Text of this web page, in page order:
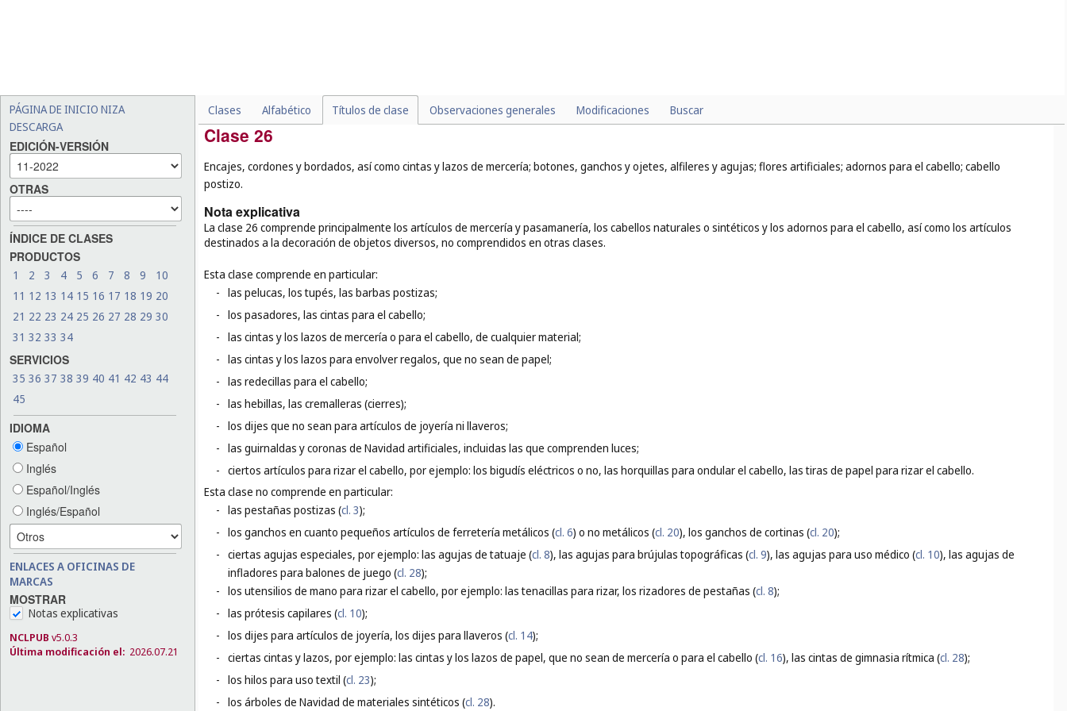
PÁGINA DE INICIO NIZA
DESCARGA
EDICIÓN-VERSIÓN
OTRAS
ÍNDICE DE CLASES
PRODUCTOS
1 2 3 4 5 6 7 8 9
10
11 12 13 14 15 16 17 18 19 20
21 22 23 24 25 26 27 28 29 30
31 32 33 34
SERVICIOS
35 36 37 38 39 40 41 42 43 44
45
IDIOMA
Español
Inglés
Español/Inglés
Inglés/Español
ENLACES A OFICINAS DE
MARCAS
MOSTRAR
Notas explicativas
NCLPUB v5.0.3
Última modificación el: 2026.07.21
Clases Alfabético Títulos de clase Observaciones generales Modificaciones Buscar
los sombreros de papel para fiestas (cl. 28
Clase 26
Encajes, cordones y bordados, así como cintas y lazos de mercería; botones, ganchos y ojetes, alfileres y agujas; flores artificiales; adornos para el cabello; cabello
postizo.
Nota explicativa
La clase 26 comprende principalmente los artículos de mercería y pasamanería, los cabellos naturales o sintéticos y los adornos para el cabello, así como los artículos
destinados a la decoración de objetos diversos, no comprendidos en otras clases.
Esta clase comprende en particular:
- las pelucas, los tupés, las barbas postizas;
- los pasadores, las cintas para el cabello;
- las cintas y los lazos de mercería o para el cabello, de cualquier material;
- las cintas y los lazos para envolver regalos, que no sean de papel;
- las redecillas para el cabello;
- las hebillas, las cremalleras (cierres);
- los dijes que no sean para artículos de joyería ni llaveros;
- las guirnaldas y coronas de Navidad artificiales, incluidas las que comprenden luces;
- ciertos artículos para rizar el cabello, por ejemplo: los bigudís eléctricos o no, las horquillas para ondular el cabello, las tiras de papel para rizar el cabello.
Esta clase no comprende en particular:
- las pestañas postizas (cl. 3);
- los ganchos en cuanto pequeños artículos de ferretería metálicos (cl. 6) o no metálicos (cl. 20), los ganchos de cortinas (cl. 20);
- ciertas agujas especiales, por ejemplo: las agujas de tatuaje (cl. 8), las agujas para brújulas topográficas (cl. 9), las agujas para uso médico (cl. 10), las agujas de
infladores para balones de juego (cl. 28);
- los utensilios de mano para rizar el cabello, por ejemplo: las tenacillas para rizar, los rizadores de pestañas (cl. 8);
- las prótesis capilares (cl. 10);
- los dijes para artículos de joyería, los dijes para llaveros (cl. 14);
- ciertas cintas y lazos, por ejemplo: las cintas y los lazos de papel, que no sean de mercería o para el cabello (cl. 16), las cintas de gimnasia rítmica (cl. 28);
- los hilos para uso textil (cl. 23);
- los árboles de Navidad de materiales sintéticos (cl. 28).